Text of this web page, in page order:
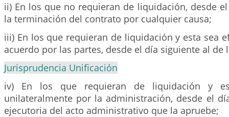
ii) En los que no requieran de liquidación, desde
la terminación del contrato por cualquier causa;
iii) En los que requieran de liquidación y esta sea
acuerdo por las partes, desde el día siguiente al de
Jurisprudencia Unificación
iv) En los que requieran de liquidación y
unilateralmente por la administración, desde el
ejecutoria del acto administrativo que la apruebe;